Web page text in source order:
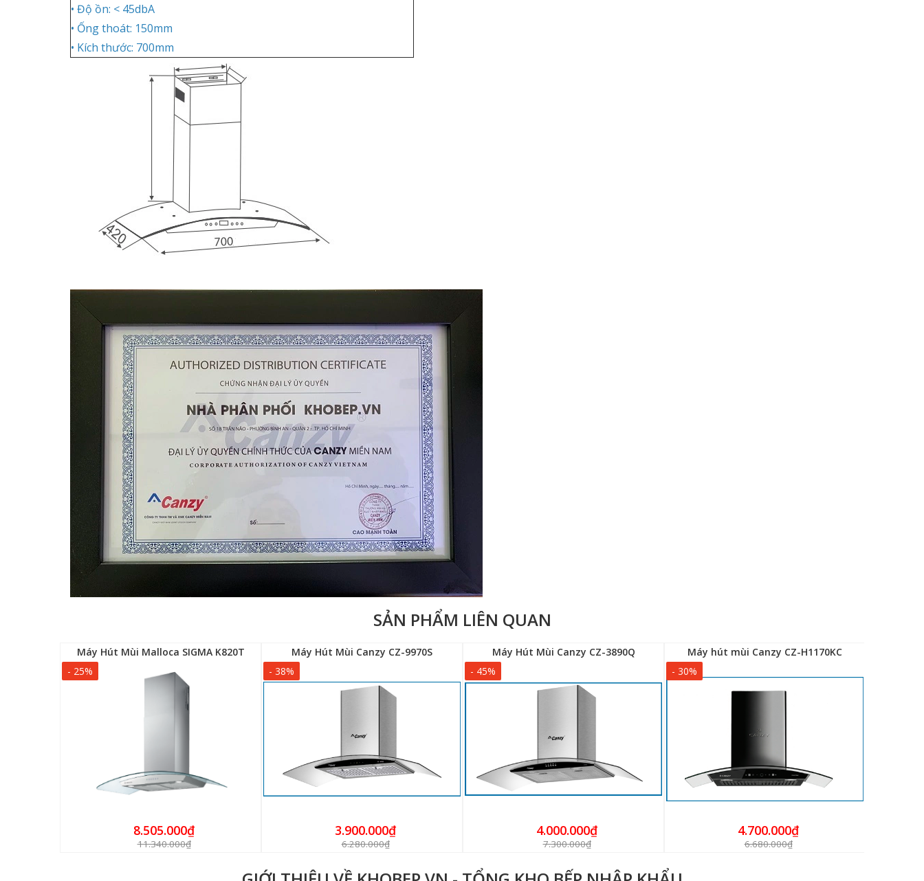
• Độ ồn: < 45dbA
• Ống thoát: 150mm
• Kích thước: 700mm
SẢN PHẨM LIÊN QUAN
Máy Hút Mùi Malloca SIGMA K820T
- 25%
8.505.000₫
11.340.000₫
Máy Hút Mùi Canzy CZ-9970S
- 38%
3.900.000₫
6.280.000₫
Máy Hút Mùi Canzy CZ-3890Q
- 45%
4.000.000₫
7.300.000₫
Máy hút mùi Canzy CZ-H1170KC
- 30%
4.700.000₫
6.680.000₫